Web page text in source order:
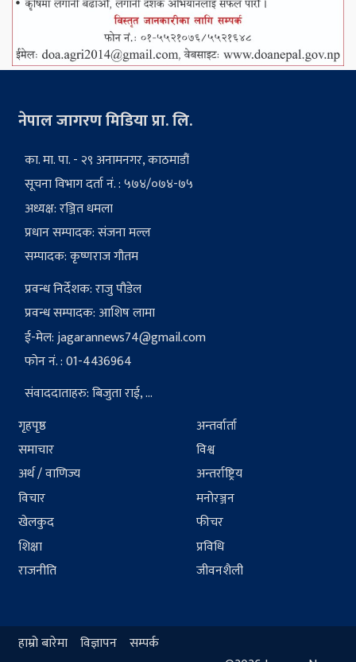
नेपाल जागरण मिडिया प्रा. लि.
का. मा. पा. - २९ अनामनगर, काठमाडौं
सूचना विभाग दर्ता नं. : ५७४/०७४-७५
अध्यक्ष: रञ्जित धमला
प्रधान सम्पादक: संजना मल्ल
सम्पादक: कृष्णराज गौतम
प्रवन्ध निर्देशक: राजु पौडेल
प्रवन्ध सम्पादक: आशिष लामा
ई-मेल: jagarannews74@gmail.com
फोन नं. : 01-4436964
संवाददाताहरु: बिजुता राई, ...
गृहपृष्ठ
समाचार
अर्थ / वाणिज्य
विचार
खेलकुद
शिक्षा
राजनीति
अन्तर्वार्ता
विश्व
अन्तर्राष्ट्रिय
मनोरञ्जन
फीचर
प्रविधि
जीवनशैली
हाम्रो बारेमा विज्ञापन सम्पर्क